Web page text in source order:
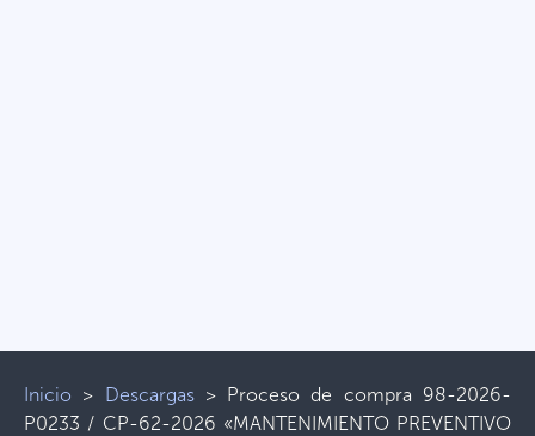
Inicio > Descargas> Proceso de compra 98-2026-
P0233 / CP-62-2026 «MANTENIMIENTO PREVENTIVO